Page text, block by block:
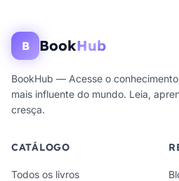
B BookHub
BookHub — Acesse o
mais influente do mundo. Leia,
cresça.
CATÁLOGO
Todos os livros